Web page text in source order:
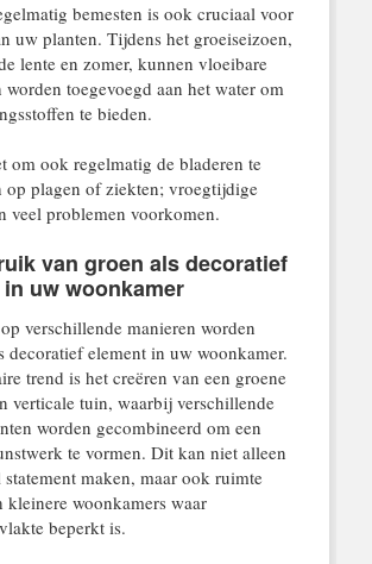
bemesten is ook cruciaal voor
uw planten. Tijdens het groeiseizoen,
lente en zomer, kunnen vloeibare
worden toegevoegd aan het water om
te bieden.
om ook regelmatig de bladeren te
op plagen of ziekten; vroegtijdige
veel problemen voorkomen.
van groen als decoratief
uw woonkamer
verschillende manieren worden
decoratief element in uw woonkamer.
trend is het creëren van een groene
verticale tuin, waarbij verschillende
worden gecombineerd om een
te vormen. Dit kan niet alleen
statement maken, maar ook ruimte
kleinere woonkamers waar
beperkt is.